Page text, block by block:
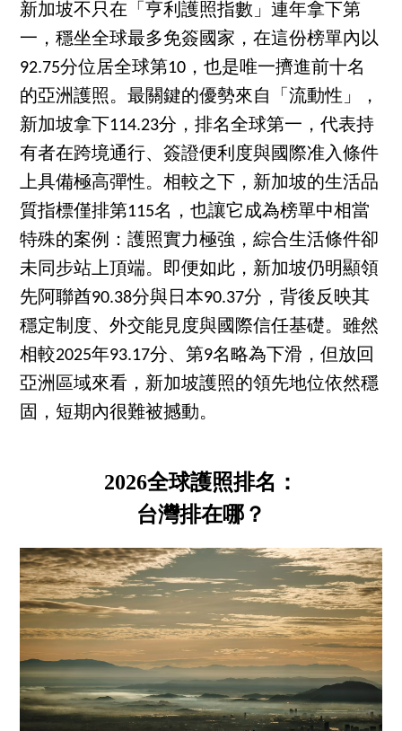
新加坡不只在「亨利護照指數」連年拿下第
一，穩坐全球最多免簽國家，在這份榜單內以
92.75分位居全球第10，也是唯一擠進前十名
的亞洲護照。最關鍵的優勢來自「流動性」，
新加坡拿下114.23分，排名全球第一，代表持
有者在跨境通行、簽證便利度與國際准入條件
上具備極高彈性。相較之下，新加坡的生活品
質指標僅排第115名，也讓它成為榜單中相當
特殊的案例：護照實力極強，綜合生活條件卻
未同步站上頂端。即便如此，新加坡仍明顯領
先阿聯酋90.38分與日本90.37分，背後反映其
穩定制度、外交能見度與國際信任基礎。雖然
相較2025年93.17分、第9名略為下滑，但放回
亞洲區域來看，新加坡護照的領先地位依然穩
固，短期內很難被撼動。
2026全球護照排名：
台灣排在哪？